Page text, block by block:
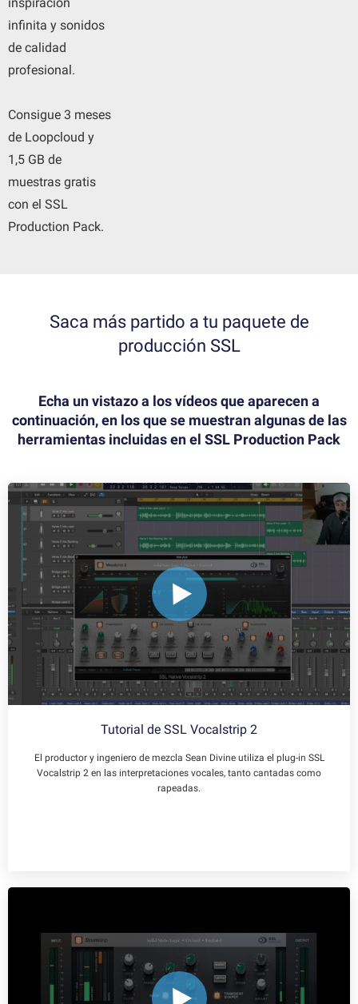
infinita y sonidos
de calidad
profesional.
Consigue 3 meses
de Loopcloud y
1,5 GB de
muestras gratis
con el SSL
Production Pack.
Saca más partido a tu paquete de
producción SSL
Echa un vistazo a los vídeos que aparecen a
continuación, en los que se muestran algunas de las
herramientas incluidas en el SSL Production Pack
Tutorial de SSL Vocalstrip 2
El productor y ingeniero de mezcla Sean Divine utiliza el plug-in SSL
Vocalstrip 2 en las interpretaciones vocales, tanto cantadas como
rapeadas.